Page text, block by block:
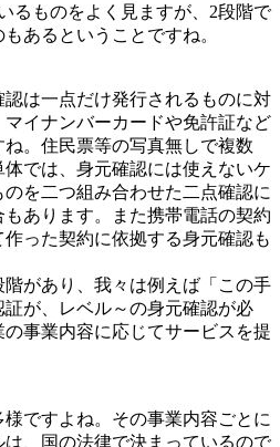
るものをよく見ますが、2段階で
あるということですね。
は一点だけ発行されるものに対
イナンバーカードや免許証など
。住民票等の写真無しで複数
では、身元確認には使えないケ
を二つ組み合わせた二点確認に
あります。また携帯電話の契約
った契約に依拠する身元確認も
があり、我々は例えば「この手
が、レベル～の身元確認が必
事業内容に応じてサービスを提
ですよね。その事業内容ごとに
、国の法律で決まっているので